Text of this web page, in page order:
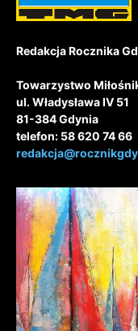
Redakcja Rocznika
Towarzystwo
ul. Władysława IV 51
81-384 Gdynia
telefon: 58 620 74 66